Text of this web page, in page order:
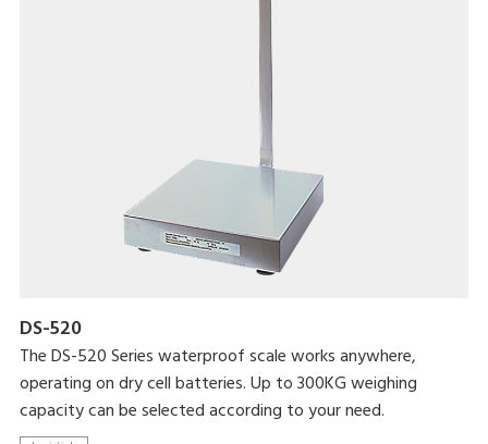
DS-520
The DS-520 Series waterproof scale works anywhere,
operating on dry cell batteries. Up to 300KG weighing
capacity can be selected according to your need.